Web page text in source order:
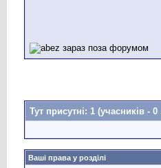
Тут присутні: 1 (учасників - 0
Ваші права у розділі